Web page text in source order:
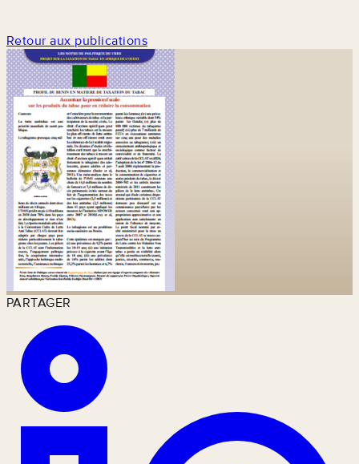
Retour aux publications
PARTAGER